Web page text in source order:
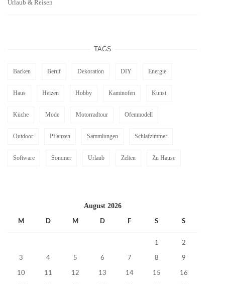
Urlaub & Reisen
TAGS
Backen Beruf Dekoration DIY Energie
Haus Heizen Hobby Kaminofen Kunst
Küche Mode Motorradtour Ofenmodell
Outdoor Pflanzen Sammlungen Schlafzimmer
Software Sommer Urlaub Zelten Zu Hause
August 2026
M D M D F S S
1 2
3 4 5 6 7 8 9
10 11 12 13 14 15 16